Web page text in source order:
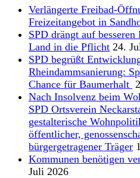
Verlängerte Freibad-
Freizeitangebot in
SPD drängt auf
Land in die Pflicht 24.
SPD begrüßt
Rheindammsanierung:
Chance für Baumerhalt
Nach Insolvenz beim
SPD Ortsverein
gestalterische
öffentlicher,
bürgergetragener Träger
Kommunen benötigen
Juli 2026